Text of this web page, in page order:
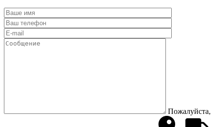
Пожалуйста,